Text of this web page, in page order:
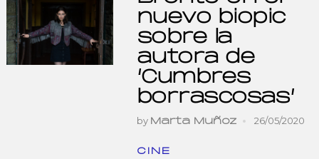
nuevo biopic
sobre la
autora de
‘Cumbres
borrascosas’
by Marta Muñoz 26/05/2020
CINE